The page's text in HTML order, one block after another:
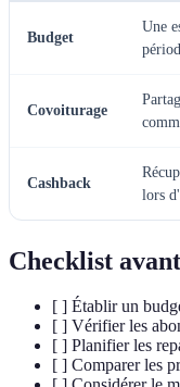
Budget
Une
Covoiturage
Cashback
lors
Checklist
[ ] Établir un
[ ] Vérifier les
[ ] Planifier les
[ ] Comparer les